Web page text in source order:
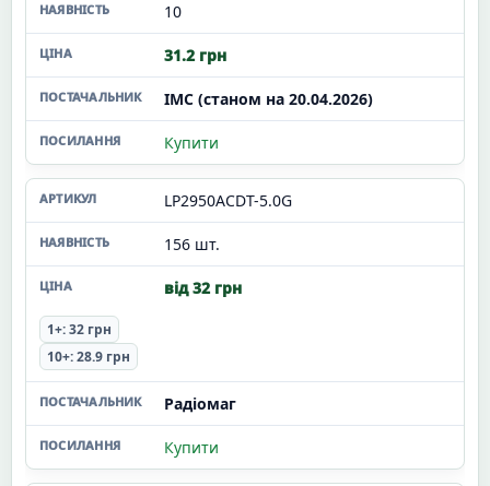
10
31.2 грн
ІМС (станом на 20.04.2026)
Купити
LP2950ACDT-5.0G
156 шт.
від 32 грн
1+: 32 грн
10+: 28.9 грн
Радіомаг
Купити